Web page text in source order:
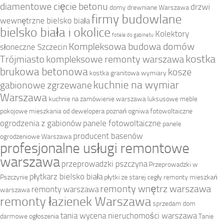
diamentowe cięcie betonu domy drewniane Warszawa drzwi
wewnętrzne bielsko białafirmy budowlane
bielsko biała i okolice fotele do gabinetu Kolektory
słoneczne Szczecin Kompleksowa budowa domów
Trójmiasto kompleksowe remonty warszawakostka
brukowa betonowa kostka granitowa wymiary kosze
gabionowe zgrzewane kuchnie na wymiar
Warszawa kuchnie na zamówienie warszawa luksusowe meble
pokojowe mieszkania od dewelopera poznań ogniwa fotowoltaiczne
ogrodzenia z gabionów panele fotowoltaiczne panele
ogrodzeniowe Warszawa producent basenów
profesjonalne usługi remontowe
warszawa przeprowadzki pszczyna Przeprowadzki w
Pszczynie płytkarz bielsko biała płytki ze starej cegły remonty mieszkań
warszawa remonty warszawa remonty wnętrz warszawa
remonty łazienek Warszawasprzedam dom
darmowe ogłoszeniatania wycena nieruchomości warszawaTanie